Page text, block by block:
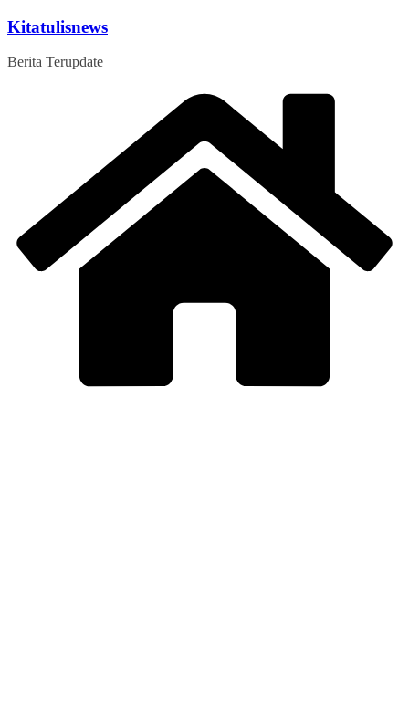
Skip
content
Kitatulisnews
Berita Terupdate